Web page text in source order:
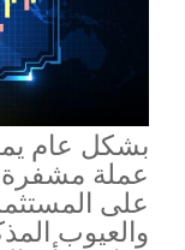
عملة مشفرة
على
والعيوب